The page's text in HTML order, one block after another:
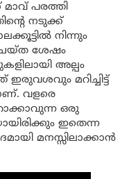
മാവ് പരത്തി
നടുക്ക്
നിന്നും
ശേഷം
അല്പം
മറിച്ചിട്ട്
വളരെ
ഒരു
ഇതെന്ന
മനസ്സിലാക്കാൻ